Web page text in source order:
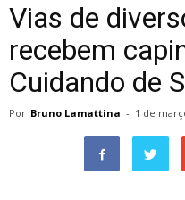
Vias de
recebem
Cuidando de
Por Bruno Lamattina - 1 de